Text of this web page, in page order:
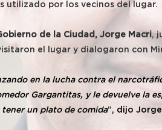
utilizado por los vecinos del lugar.
de la Ciudad, Jorge Macri,
el lugar y dialogaron con
en la lucha contra el
Gargantitas, y le devuelve la
tener un plato de comida”, dijo